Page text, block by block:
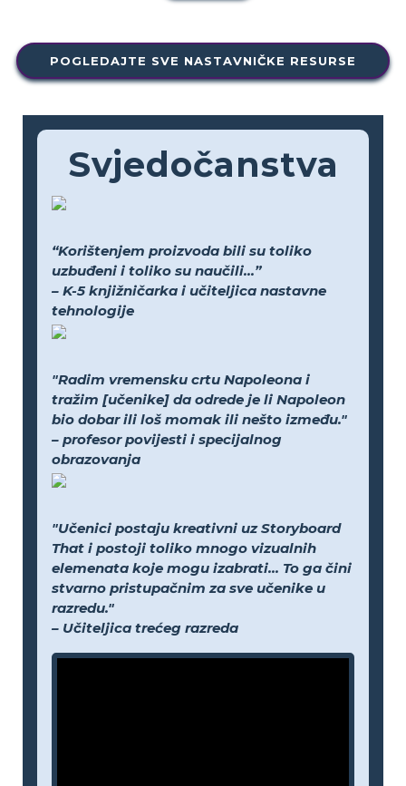
POGLEDAJTE SVE NASTAVNIČKE RESURSE
Svjedočanstva
“Korištenjem proizvoda bili su toliko
uzbuđeni i toliko su naučili...”
– K-5 knjižničarka i učiteljica nastavne
tehnologije
"Radim vremensku crtu Napoleona i
tražim [učenike] da odrede je li Napoleon
bio dobar ili loš momak ili nešto između."
– profesor povijesti i specijalnog
obrazovanja
"Učenici postaju kreativni uz Storyboard
That i postoji toliko mnogo vizualnih
elemenata koje mogu izabrati... To ga čini
stvarno pristupačnim za sve učenike u
razredu."
– Učiteljica trećeg razreda